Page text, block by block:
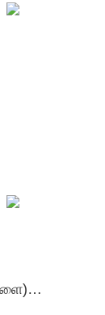
55C10(வெள்ளை) 54.64″